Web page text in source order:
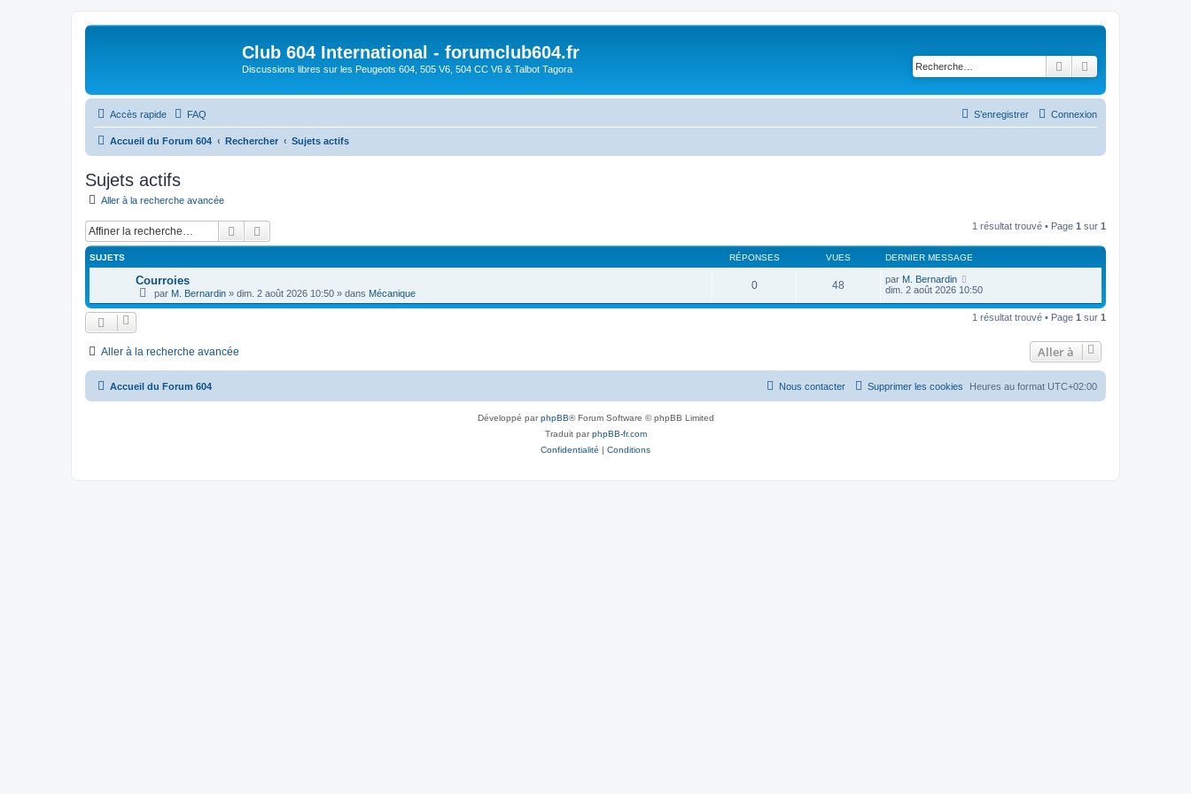
Club 604 International - forumclub604.fr
Discussions libres sur les Peugeots 604, 505 V6, 504 CC V6 & Talbot Tagora Rechercher
Accès rapide FAQ Connexion
S’enregistrer
Accueil du Forum 604 Rechercher Sujets actifs
Sujets actifs
Aller à la recherche avancée
Rechercher 1 résultat trouvé • Page 1 sur 1
SUJETS RÉPONSES VUES DERNIER MESSAGE
Courroies
par M. Bernardin » dim. 2 août 2026 10:50 » dans Mécanique
0 48 par M. Bernardin
dim. 2 août 2026 10:50
1 résultat trouvé • Page 1 sur 1
Aller à la recherche avancée Aller à
Accueil du Forum 604 Heures au format UTC+02:00
Supprimer les cookies
Nous contacter
Développé parphpBB® Forum Software © phpBB Limited
Traduit parphpBB-fr.com
Confidentialité | Conditions